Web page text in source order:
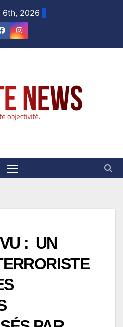
6th, 2026
: UN